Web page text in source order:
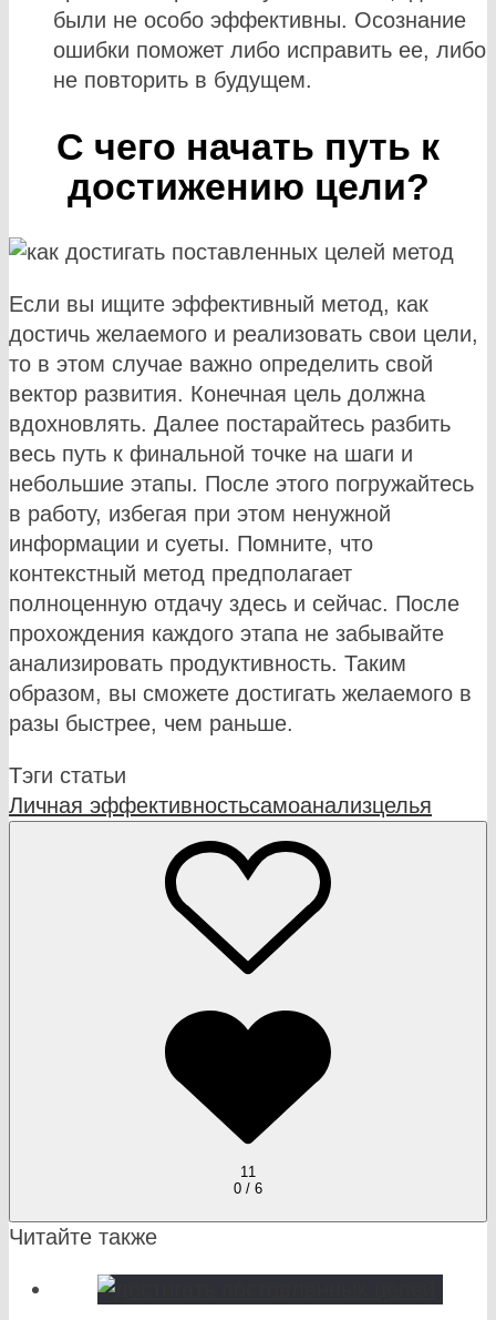
были не особо эффективны. Осознание
ошибки поможет либо исправить ее, либо
не повторить в будущем.
С чего начать путь к
достижению цели?
Если вы ищите эффективный метод, как
достичь желаемого и реализовать свои цели,
то в этом случае важно определить свой
вектор развития. Конечная цель должна
вдохновлять. Далее постарайтесь разбить
весь путь к финальной точке на шаги и
небольшие этапы. После этого погружайтесь
в работу, избегая при этом ненужной
информации и суеты. Помните, что
контекстный метод предполагает
полноценную отдачу здесь и сейчас. После
прохождения каждого этапа не забывайте
анализировать продуктивность. Таким
образом, вы сможете достигать желаемого в
разы быстрее, чем раньше.
Тэги статьи
Личная эффективностьсамоанализцелья
11
0 / 6
Читайте также